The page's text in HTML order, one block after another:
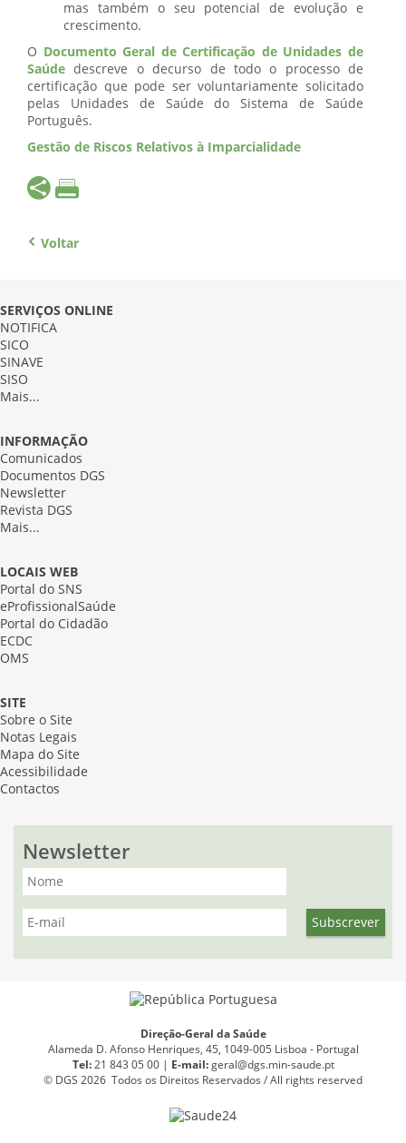
mas também o seu potencial de evolução e
crescimento.
O Documento Geral de Certificação de Unidades de
Saúde descreve o decurso de todo o processo de
certificação que pode ser voluntariamente solicitado
pelas Unidades de Saúde do Sistema de Saúde
Português.
Gestão de Riscos Relativos à Imparcialidade
Voltar
SERVIÇOS ONLINE
NOTIFICA
SICO
SINAVE
SISO
Mais...
INFORMAÇÃO
Comunicados
Documentos DGS
Newsletter
Revista DGS
Mais...
LOCAIS WEB
Portal do SNS
eProfissionalSaúde
Portal do Cidadão
ECDC
OMS
SITE
Sobre o Site
Notas Legais
Mapa do Site
Acessibilidade
Contactos
Newsletter
Direção-Geral da Saúde
Alameda D. Afonso Henriques, 45, 1049-005 Lisboa - Portugal
Tel:21 843 05 00 | E-mail: geral@dgs.min-saude.pt
© DGS 2026 Todos os Direitos Reservados / All rights reserved